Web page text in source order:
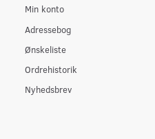
Min konto
Adressebog
Ønskeliste
Ordrehistorik
Nyhedsbrev